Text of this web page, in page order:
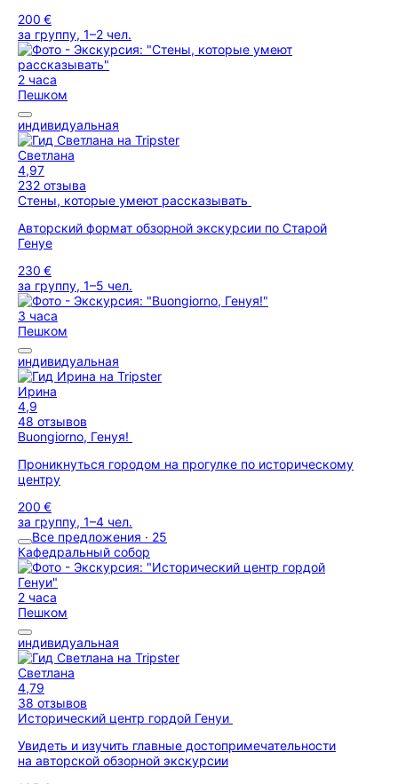
200 €
за группу, 1–2 чел.
2 часа
Пешком
индивидуальная
Светлана
4,97
232 отзыва
Стены, которые умеют рассказывать
Авторский формат обзорной экскурсии по Старой
Генуе
230 €
за группу, 1–5 чел.
3 часа
Пешком
индивидуальная
Ирина
4,9
48 отзывов
Buongiorno, Генуя!
Проникнуться городом на прогулке по историческому
центру
200 €
за группу, 1–4 чел.
Все предложения · 25
Кафедральный собор
2 часа
Пешком
индивидуальная
Светлана
4,79
38 отзывов
Исторический центр гордой Генуи
Увидеть и изучить главные достопримечательности
на авторской обзорной экскурсии